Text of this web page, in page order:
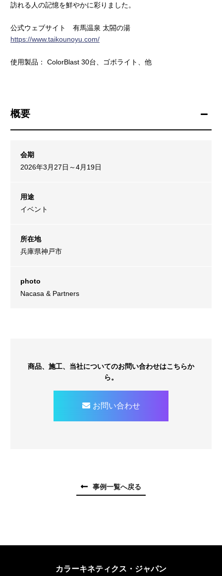
訪れる人の記憶を鮮やかに彩りました。
公式ウェブサイト 有馬温泉 太閤の湯
https://www.taikounoyu.com/
使用製品： ColorBlast 30台、ゴボライト、他
概要
会期
2026年3月27日～4月19日
用途
イベント
所在地
兵庫県神戸市
photo
Nacasa & Partners
商品、施工、当社についてのお問い合わせはこちらか
ら。
お問い合わせ
事例一覧へ戻る
カラーキネティクス・ジャパン